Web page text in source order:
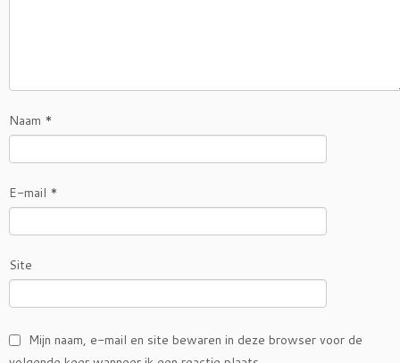
Naam *
E-mail *
Site
Mijn naam, e-mail en site bewaren in deze browser voor de